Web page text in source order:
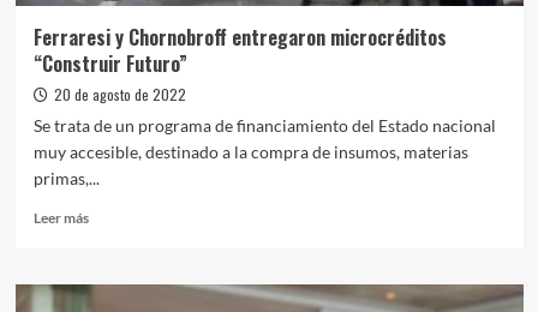
Ferraresi y Chornobroff entregaron microcréditos
“Construir Futuro”
20 de agosto de 2022
Se trata de un programa de financiamiento del Estado nacional
muy accesible, destinado a la compra de insumos, materias
primas,...
Leer másLeer
Ferraresi